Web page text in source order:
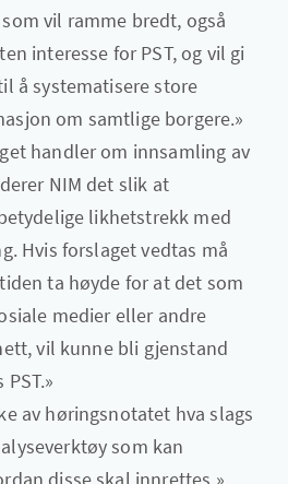
vil ramme bredt, også
interesse for PST, og vil gi
å systematisere store
om samtlige borgere.»
handler om innsamling av
NIM det slik at
likhetstrekk med
Hvis forslaget vedtas må
ta høyde for at det som
medier eller andre
vil kunne bli gjenstand
av høringsnotatet hva slags
som kan